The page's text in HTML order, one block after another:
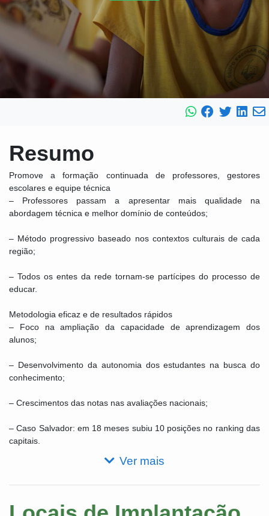
Resumo
Promove a formação continuada de professores, gestores
escolares e equipe técnica
– Professores passam a apresentar mais qualidade na
abordagem técnica e melhor domínio de conteúdos;
– Método progressivo baseado nos contextos culturais de cada
região;
– Todos os entes da rede tornam-se partícipes do processo de
educar.
Metodologia eficaz e de resultados rápidos
– Foco na ampliação da capacidade de aprendizagem dos
alunos;
– Desenvolvimento da autonomia dos estudantes na busca do
conhecimento;
– Crescimentos das notas nas avaliações nacionais;
– Caso Salvador: em 18 meses subiu 10 posições no ranking das
capitais.
Ver mais